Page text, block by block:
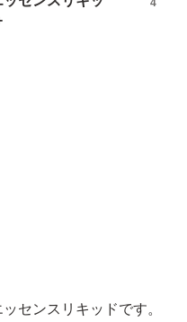
4
センスリキッドです。